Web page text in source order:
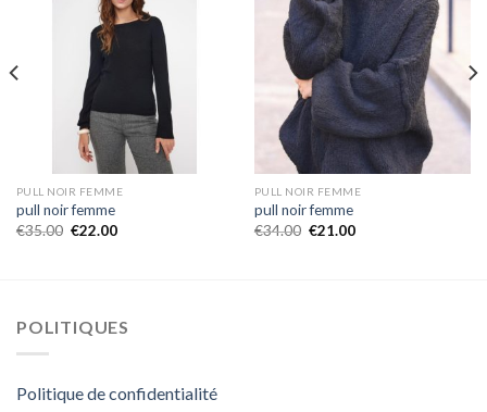
PULL NOIR FEMME
pull noir femme
€35.00 €22.00
PULL NOIR FEMME
pull noir femme
€34.00 €21.00
POLITIQUES
Politique de confidentialité